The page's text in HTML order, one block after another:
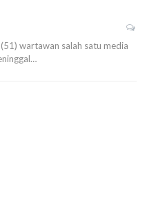
wartawan salah satu media